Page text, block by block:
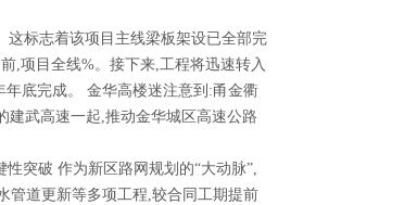
标志着该项目主线梁板架设已全部完
,项目全线%。接下来,工程将迅速转入
底完成。 金华高楼迷注意到:甬金衢
建武高速一起,推动金华城区高速公路
突破 作为新区路网规划的“大动脉”,
管道更新等多项工程,较合同工期提前